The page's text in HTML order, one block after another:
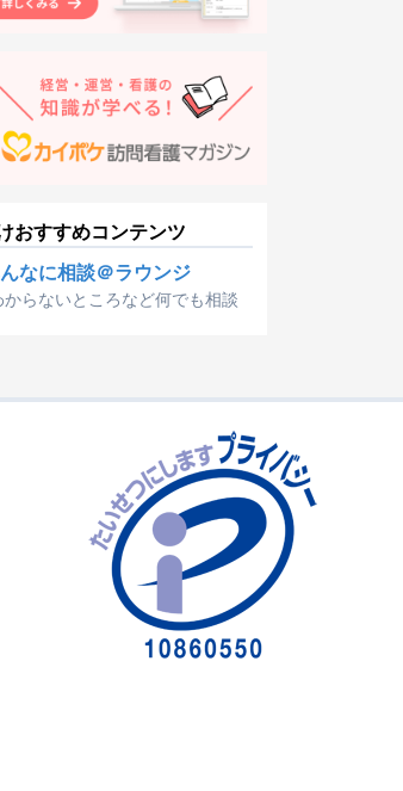
おすすめコンテンツ
なに相談＠ラウンジ
らないところなど何でも相談